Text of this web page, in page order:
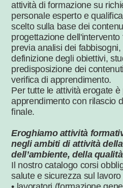
attività di formazione su
personale esperto e
scelto sulla base dei
progettazione
previa analisi dei fabbisogni,
definizione degli obiettivi,
predisposizione dei
verifica di apprendimento.
Per tutte le attività erogate
apprendimento con rilascio
finale.
Eroghiamo attività
negli ambiti di attività
dell’ambiente, della
Il nostro catalogo corsi
salute e sicurezza sul